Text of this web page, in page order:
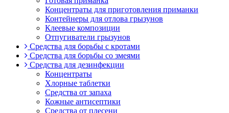
Концентраты для приготовления приманки
Контейнеры для отлова грызунов
Клеевые композиции
Отпугиватели грызунов
Средства для борьбы с кротами
Средства для борьбы со змеями
Средства для дезинфекции
Концентраты
Хлорные таблетки
Средства от запаха
Кожные антисептики
Средства от плесени